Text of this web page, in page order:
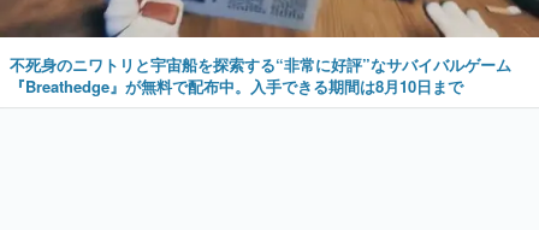
不死身のニワトリと宇宙船を探索する“非常に好評”なサバイバルゲーム
『Breathedge』が無料で配布中。入手できる期間は8月10日まで